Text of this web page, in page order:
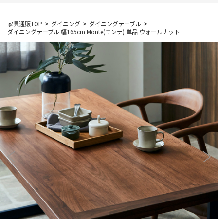
家具通販TOP > ダイニング > ダイニングテーブル >
ダイニングテーブル 幅165cm Monte(モンテ) 単品 ウォールナット